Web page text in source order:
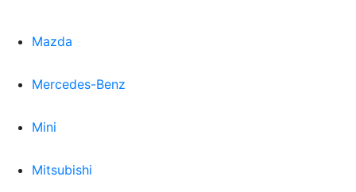
Mazda
Mercedes-Benz
Mini
Mitsubishi